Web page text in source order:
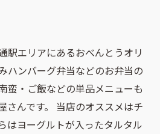
駅エリアにあるおべんとうオリ
ハンバーグ弁当などのお弁当の
蛮・ご飯などの単品メニューも
さんです。 当店のオススメはチ
はヨーグルトが入ったタルタル